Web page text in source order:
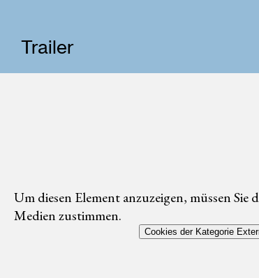
Trailer
Um diesen Element anzuzeigen, müssen
Medien zustimmen.
Cookies der Kategorie